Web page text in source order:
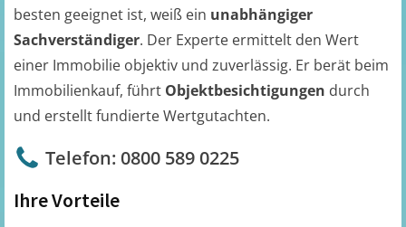
besten geeignet ist, weiß ein unabhängiger
Sachverständiger. Der Experte ermittelt den Wert
einer Immobilie objektiv und zuverlässig. Er berät beim
Immobilienkauf, führt Objektbesichtigungen durch
und erstellt fundierte Wertgutachten.
Telefon: 0800 589 0225
Ihre Vorteile